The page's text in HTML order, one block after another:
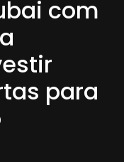
com
para